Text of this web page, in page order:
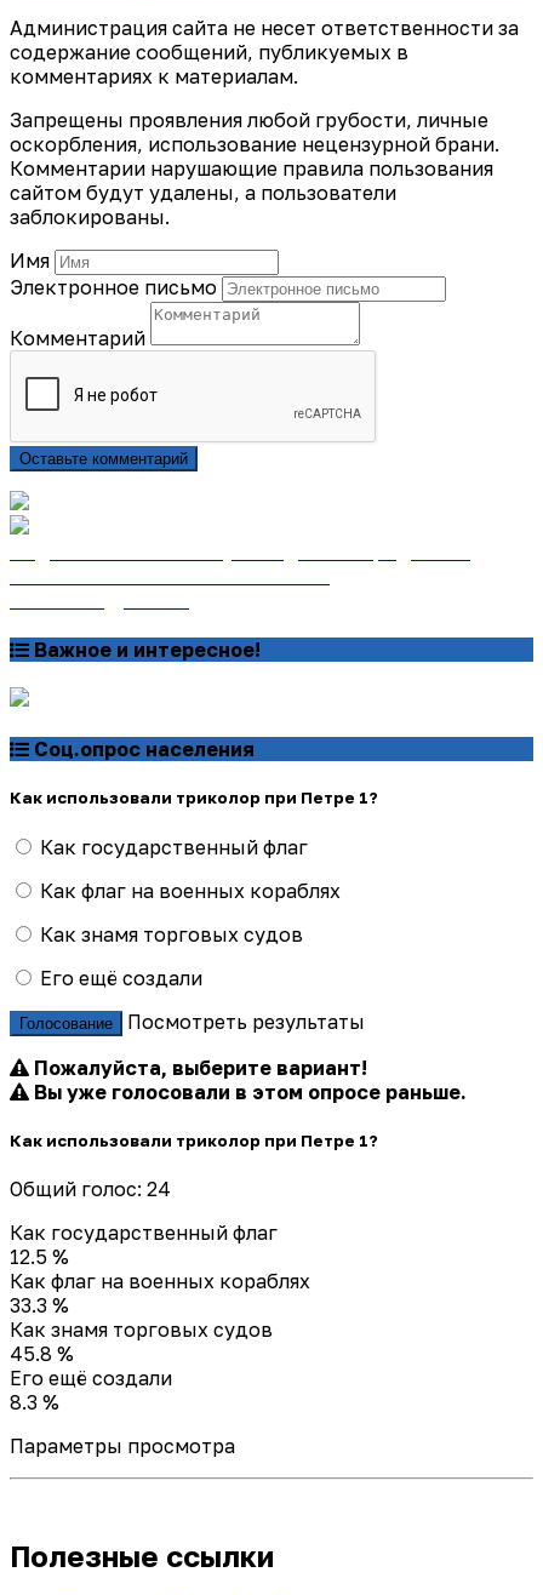
Администрация сайта не несет ответственности за
содержание сообщений, публикуемых в
комментариях к материалам.
Запрещены проявления любой грубости, личные
оскорбления, использование нецензурной брани.
Комментарии нарушающие правила пользования
сайтом будут удалены, а пользователи
заблокированы.
Имя
Электронное письмо
Комментарий
Оставьте комментарий
Важное и интересное!
Соц.опрос населения
Как использовали триколор при Петре 1?
Как государственный флаг
Как флаг на военных кораблях
Как знамя торговых судов
Его ещё создали
Голосование
Посмотреть результаты
Пожалуйста, выберите вариант!
Вы уже голосовали в этом опросе раньше.
Как использовали триколор при Петре 1?
Общий голос: 24
Как государственный флаг
12.5 %
Как флаг на военных кораблях
33.3 %
Как знамя торговых судов
45.8 %
Его ещё создали
8.3 %
Параметры просмотра
Полезные ссылки